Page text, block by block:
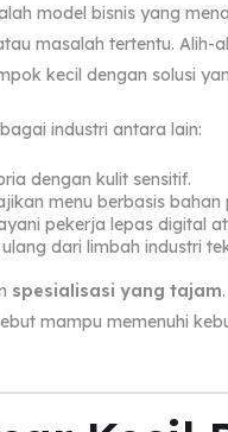
model bisnis yang
masalah tertentu. Alih-
kecil dengan solusi
industri antara lain:
dengan kulit sensitif.
menu berbasis bahan
pekerja lepas digital
dari limbah industri
spesialisasi yang tajam
mampu memenuhi